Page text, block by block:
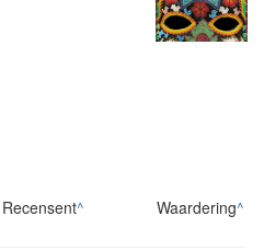
Recensent^ Waardering^